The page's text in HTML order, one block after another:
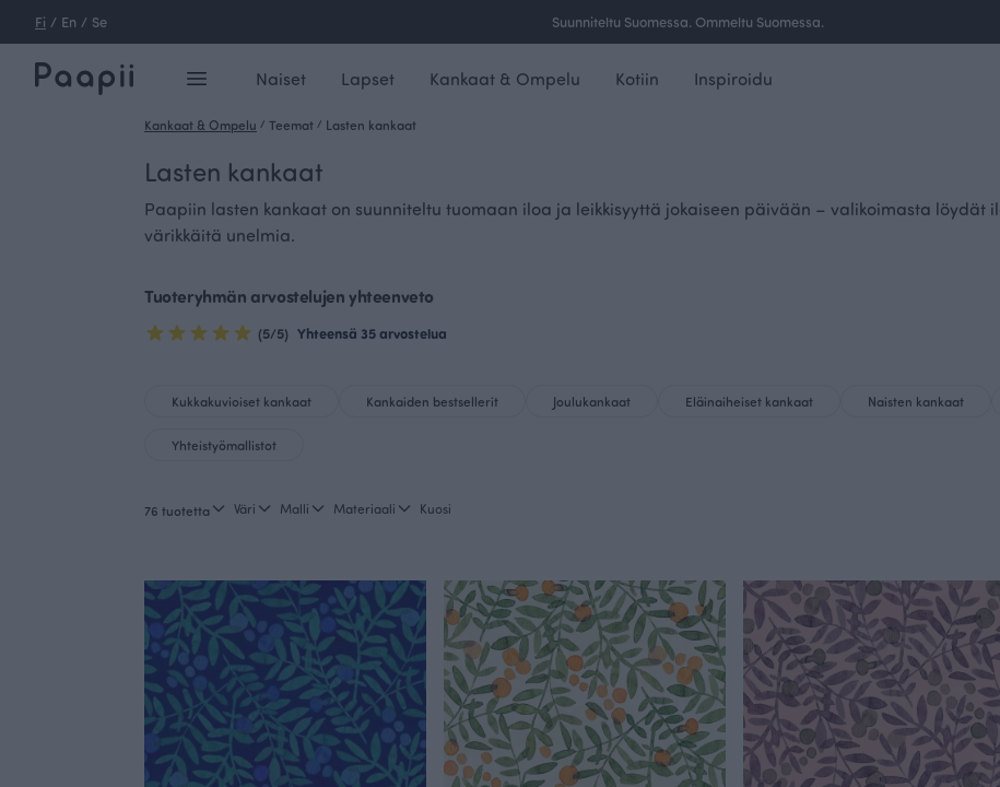
Fi / En / Se Ilmainen toimitus yli 100 € tilauksille Suomessa.
Naiset Lapset Kankaat & Ompelu Kotiin Inspiroidu
Kankaat & Ompelu / Teemat / Lasten kankaat
Lasten kankaat
Paapiin lasten kankaat on suunniteltu tuomaan iloa ja leikkisyyttä jokaiseen päivään – valikoimasta löydät
värikkäitä unelmia.
Tuoteryhmän arvostelujen yhteenveto
(5/5) Yhteensä 35 arvostelua
Kukkakuvioiset kankaat Kankaiden bestsellerit Joulukankaat Eläinaiheiset kankaat Naisten kankaat
Yhteistyömallistot
76 tuotetta Väri Malli Materiaali Kuosi